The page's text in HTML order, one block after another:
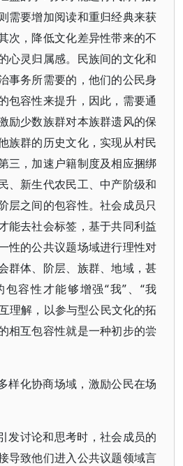
需要增加阅读和重归经典来获
次，降低文化差异性带来的不
心灵归属感。民族间的文化和
事务所需要的，他们的公民身
包容性来提升，因此，需要通
励少数族群对本族群遗风的保
族群的历史文化，实现从村民
三，加速户籍制度及相应捆绑
、新生代农民工、中产阶级和
层之间的包容性。社会成员只
能去社会标签，基于共同利益
性的公共议题场域进行理性对
群体、阶层、族群、地域，甚
容性才能够增强“我”、“我
理解，以参与型公民文化的拓
相互包容性就是一种初步的尝
样化协商场域，激励公民在场
发讨论和思考时，社会成员的
导致他们进入公共议题领域言